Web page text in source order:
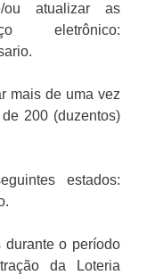
ou atualizar as
eletrônico:
mais de uma vez
200 (duzentos)
estados:
durante o período
da Loteria